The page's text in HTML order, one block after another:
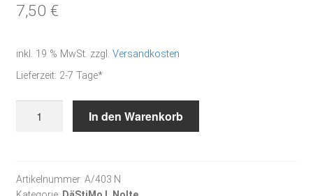
7,50 €
inkl. 19 % MwSt. zzgl. Versandkosten
Lieferzeit: 2-7 Tage*
-
In den Warenkorb
Artikelnummer: A/403 N